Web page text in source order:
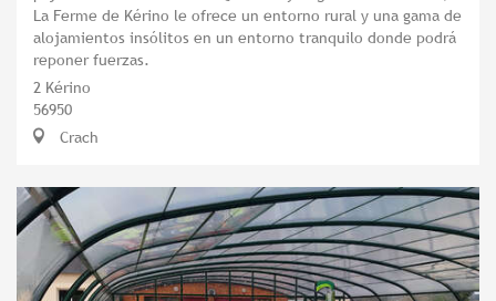
La Ferme de Kérino le ofrece un entorno rural y una gama de
alojamientos insólitos en un entorno tranquilo donde podrá
reponer fuerzas.
2 Kérino
56950
Crach